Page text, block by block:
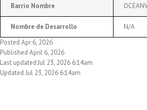
Barrio Nombre
Nombre de Desarrollo
N/A
Posted Apr 6, 2026
Published April 6, 2026
Last updated:Jul 23, 2026 6:14am
Updated Jul 23, 2026 6:14am